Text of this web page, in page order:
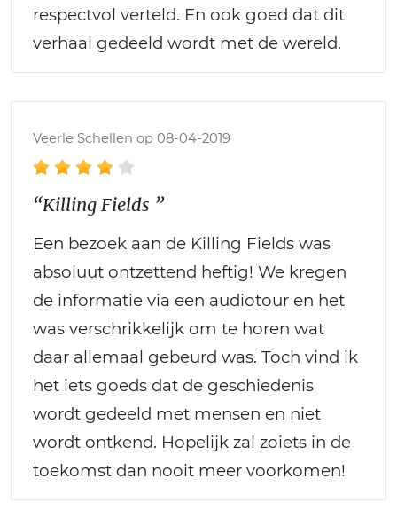
respectvol verteld. En ook goed dat dit
verhaal gedeeld wordt met de wereld.
Veerle Schellen op 08-04-2019
“Killing Fields ”
Een bezoek aan de Killing Fields was
absoluut ontzettend heftig! We kregen
de informatie via een audiotour en het
was verschrikkelijk om te horen wat
daar allemaal gebeurd was. Toch vind ik
het iets goeds dat de geschiedenis
wordt gedeeld met mensen en niet
wordt ontkend. Hopelijk zal zoiets in de
toekomst dan nooit meer voorkomen!